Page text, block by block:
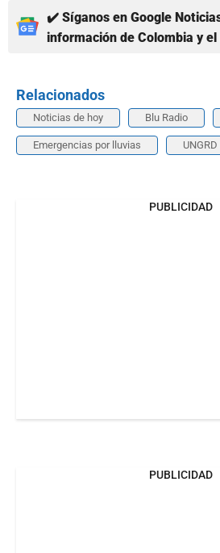
✔️ Síganos en Google
información de Colombia y el
Relacionados
Noticias de hoy Blu Radio
Emergencias por lluvias UNGRD
PUBLICIDAD
PUBLICIDAD